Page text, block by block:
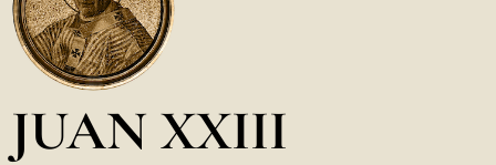
JUAN XXIII